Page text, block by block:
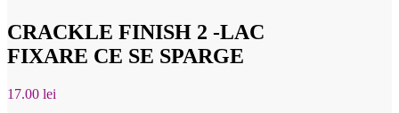
CRACKLE FINISH 2 -LAC
FIXARE CE SE SPARGE
17.00 lei